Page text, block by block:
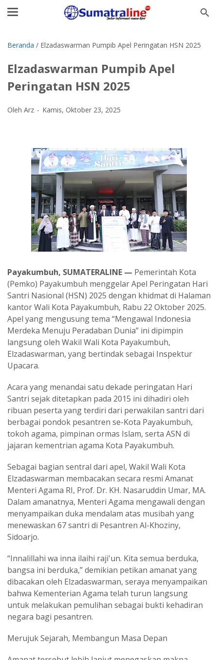
Beranda / Elzadaswarman Pumpib Apel Peringatan HSN 2025
Elzadaswarman Pumpib Apel
Peringatan HSN 2025
Oleh Arz Kamis, Oktober 23, 2025
Payakumbuh, SUMATERALINE — Pemerintah Kota
(Pemko) Payakumbuh menggelar Apel Peringatan Hari
Santri Nasional (HSN) 2025 dengan khidmat di Halaman
kantor Wali Kota Payakumbuh, Rabu 22 Oktober 2025.
Apel yang mengusung tema “Mengawal Indonesia
Merdeka Menuju Peradaban Dunia” ini dipimpin
langsung oleh Wakil Wali Kota Payakumbuh,
Elzadaswarman, yang bertindak sebagai Inspektur
Upacara.
Acara yang menandai satu dekade peringatan Hari
Santri sejak ditetapkan pada 2015 ini dihadiri oleh
ribuan peserta yang terdiri dari perwakilan santri dari
berbagai pondok pesantren se-Kota Payakumbuh,
tokoh agama, pimpinan ormas Islam, serta ASN di
jajaran kementrian agama Kota Payakumbuh.
Sebagai bagian sentral dari apel, Wakil Wali Kota
Elzadaswarman membacakan secara resmi Amanat
Menteri Agama RI, Prof. Dr. KH. Nasaruddin Umar, MA.
Dalam amanatnya, Menteri Agama mengawali dengan
menyampaikan duka mendalam atas musibah yang
menewaskan 67 santri di Pesantren Al-Khoziny,
Sidoarjo.
“Innalillahi wa inna ilaihi raji'un. Kita semua berduka,
bangsa ini berduka,” demikian petikan amanat yang
dibacakan oleh Elzadaswarman, seraya menyampaikan
bahwa Kementerian Agama telah turun langsung
untuk melakukan pemulihan sebagai bukti kehadiran
negara bagi pesantren.
Merujuk Sejarah, Membangun Masa Depan